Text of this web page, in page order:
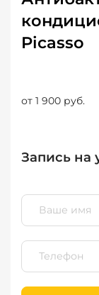
Picasso
от 1 900 руб.
Запись на